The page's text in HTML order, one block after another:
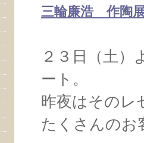
三輪廉浩 作陶
２３日（土
ート。
昨夜はそのレ
たくさんのお